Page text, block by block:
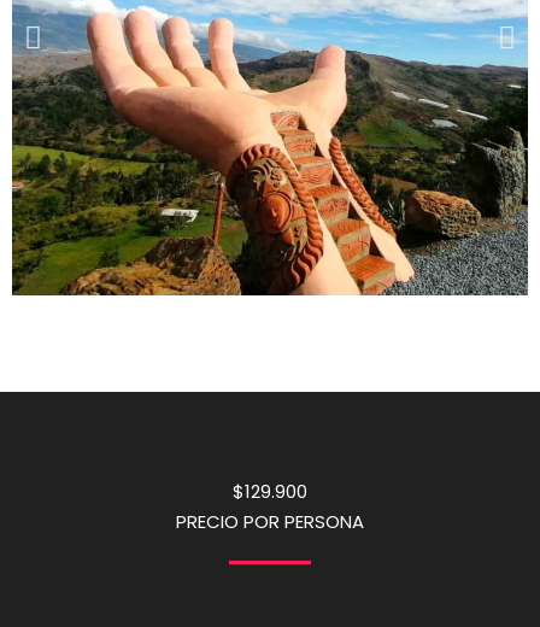
$129.900
PRECIO POR PERSONA